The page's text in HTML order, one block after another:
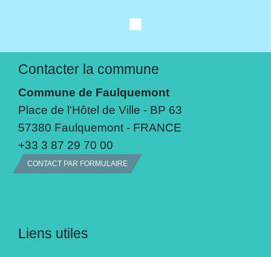
Contacter la commune
Commune de Faulquemont
Place de l'Hôtel de Ville - BP 63
57380 Faulquemont - FRANCE
+33 3 87 29 70 00
CONTACT PAR FORMULAIRE
Liens utiles